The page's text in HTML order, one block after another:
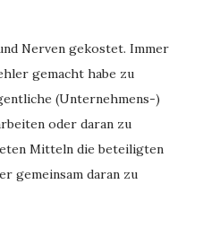
Nerven gekostet. Immer
gemacht habe zu
(Unternehmens-)
oder daran zu
Mitteln die beteiligten
gemeinsam daran zu